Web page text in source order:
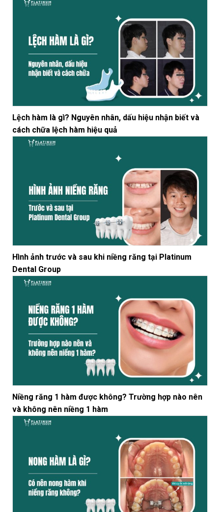
Lệch hàm là gì? Nguyên nhân, dấu hiệu nhận biết và
cách chữa lệch hàm hiệu quả
Hình ảnh trước và sau khi niềng răng tại Platinum
Dental Group
Niềng răng 1 hàm được không? Trường hợp nào nên
và không nên niềng 1 hàm